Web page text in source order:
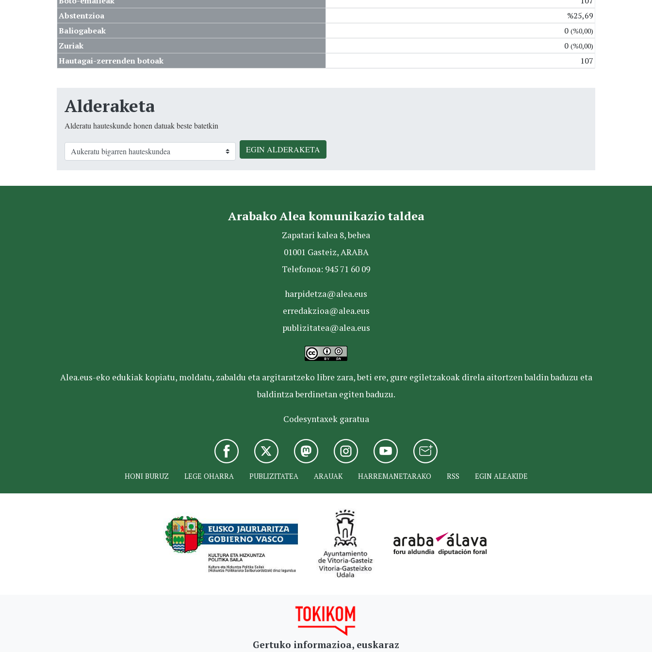
Abstentzioa
%25,69
Baliogabeak
0 (%0,00)
Zuriak 0 (%0,00)
Hautagai-zerrenden botoak 107
Alderaketa
Alderatu hauteskunde honen datuak beste batetkin
EGIN ALDERAKETA
Arabako Alea komunikazio taldea
Zapatari kalea 8, behea
01001 Gasteiz, ARABA
Telefonoa: 945 71 60 09
harpidetza@alea.eus
erredakzioa@alea.eus
publizitatea@alea.eus
Alea.eus-eko edukiak kopiatu, moldatu, zabaldu eta argitaratzeko libre zara, beti ere, gure egiletzakoak direla aitortzen baldin baduzu eta
baldintza berdinetan egiten baduzu.
Codesyntaxek garatua
HONI BURUZ LEGE OHARRA PUBLIZITATEA ARAUAK HARREMANETARAKO RSS EGIN ALEAKIDE
Gertuko informazioa, euskaraz